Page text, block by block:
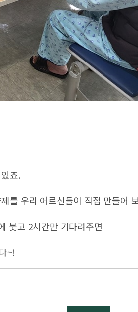
죠.
를 우리 어르신들이 직접 만들어
붓고 2시간만 기다려주면
~!